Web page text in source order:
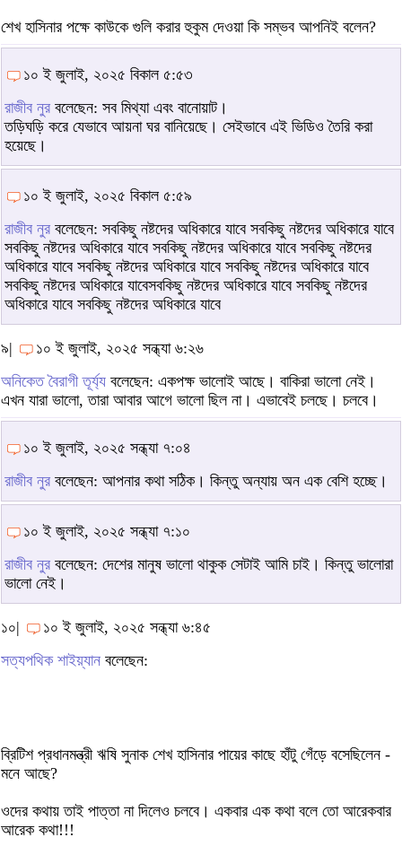
শেখ হাসিনার পক্ষে কাউকে গুলি করার হুকুম দেওয়া কি সম্ভব আপনিই বলেন?
১০ ই জুলাই, ২০২৫ বিকাল ৫:৫৩
রাজীব নুর বলেছেন: সব মিথ্যা এবং বানোয়াট।
তড়িঘড়ি করে যেভাবে আয়না ঘর বানিয়েছে। সেইভাবে এই ভিডিও তৈরি করা
হয়েছে।
১০ ই জুলাই, ২০২৫ বিকাল ৫:৫৯
রাজীব নুর বলেছেন: সবকিছু নষ্টদের অধিকারে যাবে সবকিছু নষ্টদের অধিকারে যাবে
সবকিছু নষ্টদের অধিকারে যাবে সবকিছু নষ্টদের অধিকারে যাবে সবকিছু নষ্টদের
অধিকারে যাবে সবকিছু নষ্টদের অধিকারে যাবে সবকিছু নষ্টদের অধিকারে যাবে
সবকিছু নষ্টদের অধিকারে যাবেসবকিছু নষ্টদের অধিকারে যাবে সবকিছু নষ্টদের
অধিকারে যাবে সবকিছু নষ্টদের অধিকারে যাবে
৯|
১০ ই জুলাই, ২০২৫ সন্ধ্যা ৬:২৬
অনিকেত বৈরাগী তূর্য্য বলেছেন: একপক্ষ ভালোই আছে। বাকিরা ভালো নেই।
এখন যারা ভালো, তারা আবার আগে ভালো ছিল না। এভাবেই চলছে। চলবে।
১০ ই জুলাই, ২০২৫ সন্ধ্যা ৭:০৪
রাজীব নুর বলেছেন: আপনার কথা সঠিক। কিন্তু অন্যায় অন এক বেশি হচ্ছে।
১০ ই জুলাই, ২০২৫ সন্ধ্যা ৭:১০
রাজীব নুর বলেছেন: দেশের মানুষ ভালো থাকুক সেটাই আমি চাই। কিন্তু ভালোরা
ভালো নেই।
১০|
১০ ই জুলাই, ২০২৫ সন্ধ্যা ৬:৪৫
সত্যপথিক শাইয়্যান বলেছেন:
ব্রিটিশ প্রধানমন্ত্রী ঋষি সুনাক শেখ হাসিনার পায়ের কাছে হাঁটু গেঁড়ে বসেছিলেন -
মনে আছে?
ওদের কথায় তাই পাত্তা না দিলেও চলবে। একবার এক কথা বলে তো আরেকবার
আরেক কথা!!!